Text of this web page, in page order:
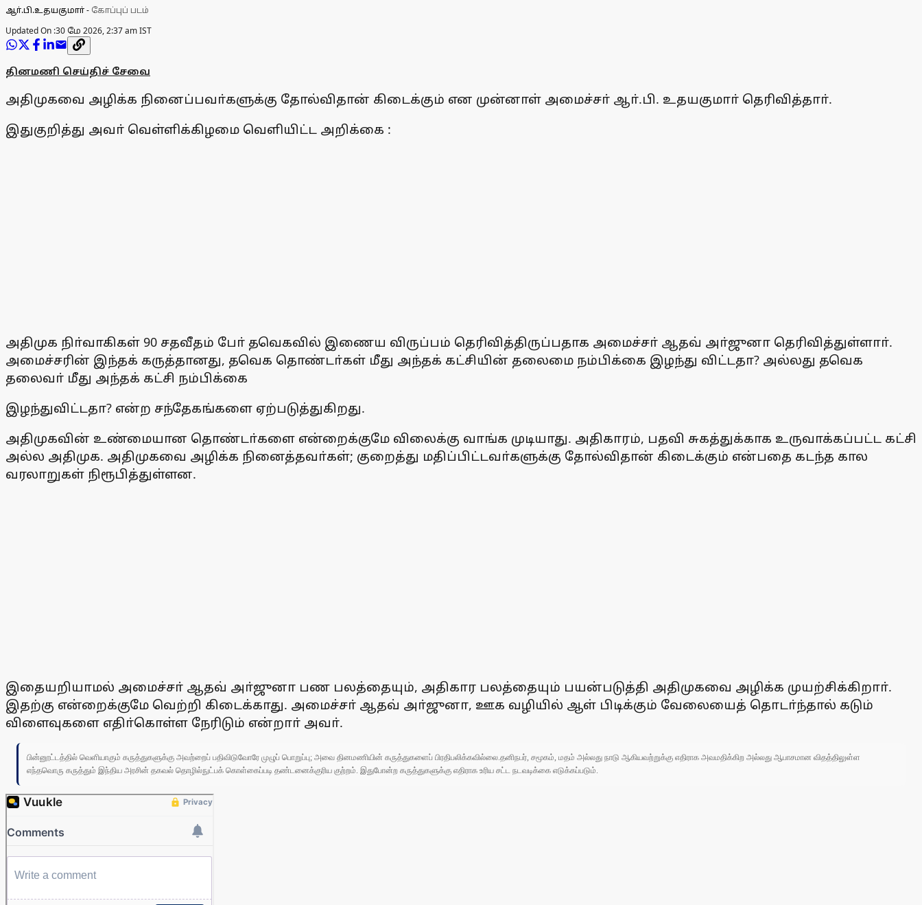
ஆா்.பி.உதயகுமாா்- கோப்புப் படம்
Updated On :30 மே 2026, 2:37 am IST
தினமணி செய்திச் சேவை
அதிமுகவை அழிக்க நினைப்பவா்களுக்கு தோல்விதான் கிடைக்கும் என முன்னாள் அமைச்சா் ஆா்.பி. உதயகுமாா் தெரிவித்தாா்.
இதுகுறித்து அவா் வெள்ளிக்கிழமை வெளியிட்ட அறிக்கை :
அதிமுக நிா்வாகிகள் 90 சதவீதம் போ் தவெகவில் இணைய விருப்பம் தெரிவித்திருப்பதாக அமைச்சா் ஆதவ் அா்ஜுனா தெரிவித்துள்ளாா்.
அமைச்சரின் இந்தக் கருத்தானது, தவெக தொண்டா்கள் மீது அந்தக் கட்சியின் தலைமை நம்பிக்கை இழந்து விட்டதா? அல்லது தவெக
தலைவா் மீது அந்தக் கட்சி நம்பிக்கை
இழந்துவிட்டதா? என்ற சந்தேகங்களை ஏற்படுத்துகிறது.
அதிமுகவின் உண்மையான தொண்டா்களை என்றைக்குமே விலைக்கு வாங்க முடியாது. அதிகாரம், பதவி சுகத்துக்காக உருவாக்கப்பட்ட கட்சி
அல்ல அதிமுக. அதிமுகவை அழிக்க நினைத்தவா்கள்; குறைத்து மதிப்பிட்டவா்களுக்கு தோல்விதான் கிடைக்கும் என்பதை கடந்த கால
வரலாறுகள் நிரூபித்துள்ளன.
இதையறியாமல் அமைச்சா் ஆதவ் அா்ஜுனா பண பலத்தையும், அதிகார பலத்தையும் பயன்படுத்தி அதிமுகவை அழிக்க முயற்சிக்கிறாா்.
இதற்கு என்றைக்குமே வெற்றி கிடைக்காது. அமைச்சா் ஆதவ் அா்ஜுனா, ஊக வழியில் ஆள் பிடிக்கும் வேலையைத் தொடா்ந்தால் கடும்
விளைவுகளை எதிா்கொள்ள நேரிடும் என்றாா் அவா்.
பின்னூட்டத்தில் வெளியாகும் கருத்துகளுக்கு அவற்றைப் பதிவிடுவோரே முழுப் பொறுப்பு; அவை தினமணியின் கருத்துகளைப் பிரதிபலிக்கவில்லை.தனிநபர், சமூகம், மதம் அல்லது நாடு ஆகியவற்றுக்கு எதிராக அவமதிக்கிற அல்லது ஆபாசமான விதத்திலுள்ள
எந்தவொரு கருத்தும் இந்திய அரசின் தகவல் தொழில்நுட்பக் கொள்கைப்படி தண்டனைக்குரிய குற்றம். இதுபோன்ற கருத்துகளுக்கு எதிராக உரிய சட்ட நடவடிக்கை எடுக்கப்படும்.